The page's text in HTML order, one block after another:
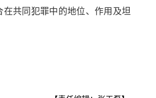
共同犯罪中的地位、作用及坦